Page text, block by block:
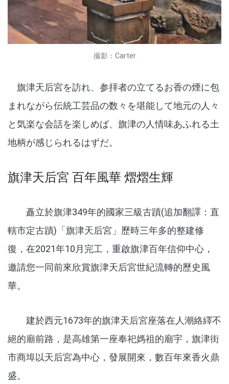
撮影：Carter
旗津天后宮を訪れ、参拝者の立てるお香の煙に包
まれながら伝統工芸品の数々を堪能して地元の人々
と気楽な会話を楽しめば、旗津の人情味あふれる土
地柄が感じられるはずだ。
旗津天后宮 百年風華 熠熠生輝
矗立於旗津349年的國家三級古蹟(追加翻譯：直
轄市定古蹟)「旗津天后宮」歷時三年多的整建修
復，在2021年10月完工，重啟旗津百年信仰中心，
邀請您一同前來欣賞旗津天后宮世紀流轉的歷史風
華。
建於西元1673年的旗津天后宮座落在人潮絡繹不
絕的廟前路，是高雄第一座奉祀媽祖的廟宇，旗津街
市商埠以天后宮為中心，發展開來，數百年來香火鼎
盛。